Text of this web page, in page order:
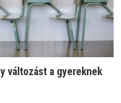
változást a gyereknek